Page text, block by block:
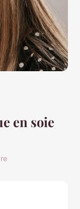
en soie